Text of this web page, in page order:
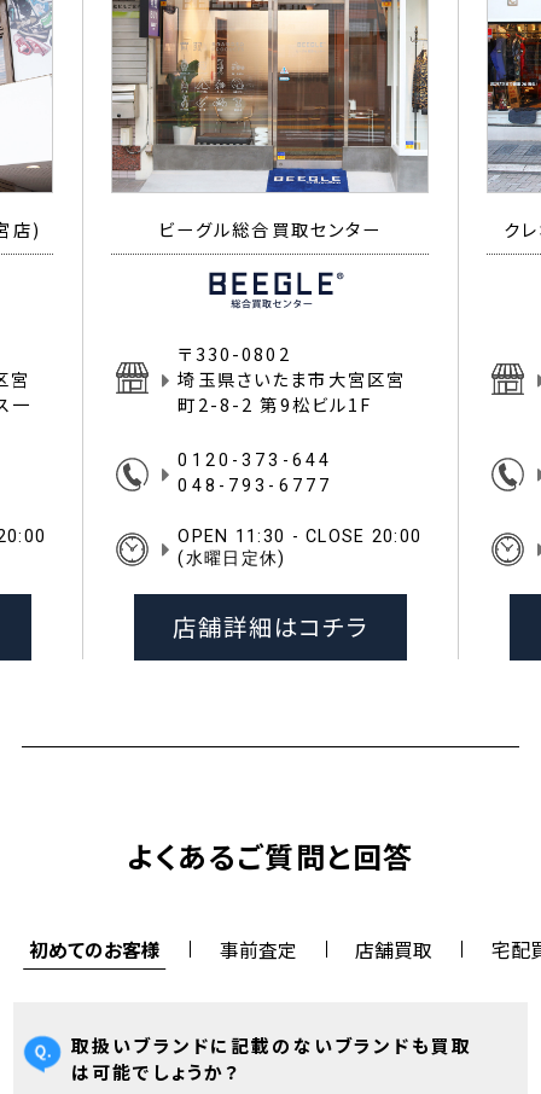
店)
宮
一
ビーグル総合買取センター
〒330-0802
埼玉県さいたま市大宮区宮
町2-8-2 第9松ビル1F
0120-373-644
048-793-6777
OPEN 11:30 - CLOSE 20:00
(水曜日定休)
店舗詳細はコチラ
ク
よくあるご質問と回答
初めてのお客様 事前査定 店舗買取 宅配
取扱いブランドに記載のないブランドも買取
は可能でしょうか？